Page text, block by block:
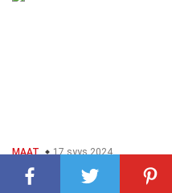
MAAT 17 syys 2024
25 Faktaa Syyria